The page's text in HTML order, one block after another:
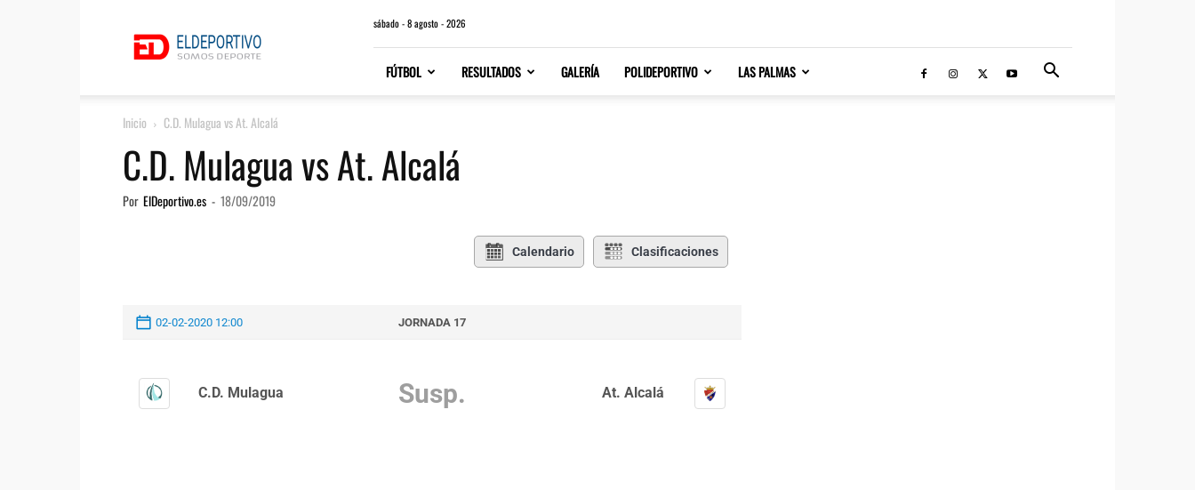
sábado - 8 agosto - 2026
FÚTBOL RESULTADOS GALERÍA POLIDEPORTIVO LAS PALMAS
Inicio C.D. Mulagua vs At. Alcalá
C.D. Mulagua vs At. Alcalá
Por ElDeportivo.es - 18/09/2019
Calendario Clasificaciones
02-02-2020 12:00 JORNADA 17
C.D. Mulagua At. Alcalá
Susp.